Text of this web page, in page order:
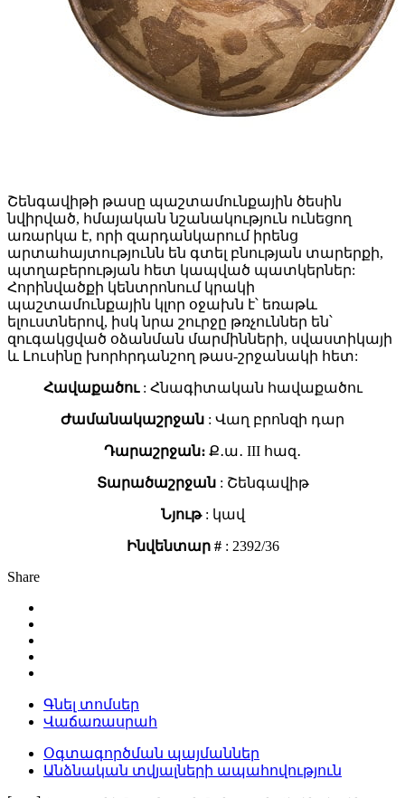
Շենգավիթի թասը պաշտամունքային ծեսին
նվիրված, հմայական նշանակություն ունեցող
առարկա է, որի զարդանկարում իրենց
արտահայտությունն են գտել բնության տարերքի,
պտղաբերության հետ կապված պատկերներ:
Հորինվածքի կենտրոնում կրակի
պաշտամունքային կլոր օջախն է՝ եռաթև
ելուստներով, իսկ նրա շուրջը թռչուններ են՝
զուգակցված օձանման մարմինների, սվաստիկայի
և Լուսինը խորհրդանշող թաս-շրջանակի հետ:
Հավաքածու: Հնագիտական հավաքածու
Ժամանակաշրջան : Վաղ բրոնզի դար
Դարաշրջան։ Ք․ա․ III հազ․
Տարածաշրջան: Շենգավիթ
Նյութ: կավ
Ինվենտար #: 2392/36
Share
Գնել տոմսեր
Վաճառասրահ
Օգտագործման պայմաններ
Անձնական տվյալների ապահովություն